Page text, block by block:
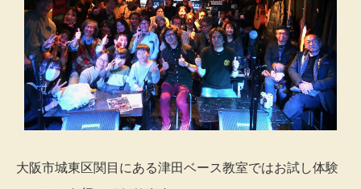
大阪市城東区関目にある津田ベース教室ではお試し体験